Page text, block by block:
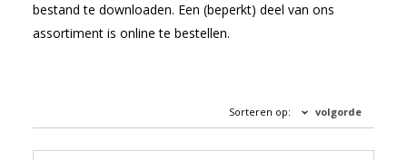
Bureaus
Zit-sta bureaus
bestand te downloaden. Een (beperkt) deel van ons
assortiment is online te bestellen.
Sorteren op: volgorde